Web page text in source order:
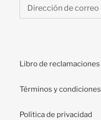
Libro de reclamaciones
Términos y condiciones
Política de privacidad